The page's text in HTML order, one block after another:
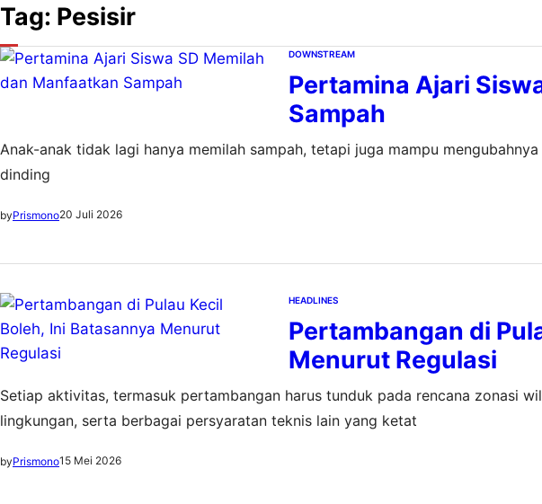
Tag: Pesisir
DOWNSTREAM
Pertamina Ajari
Sampah
Anak-anak tidak lagi hanya memilah sampah, tetapi juga mampu
dinding
byPrismono20 Juli 2026
HEADLINES
Pertambangan di
Menurut Regulasi
Setiap aktivitas, termasuk pertambangan harus tunduk pada rencana zonasi
lingkungan, serta berbagai persyaratan teknis lain yang ketat
byPrismono15 Mei 2026